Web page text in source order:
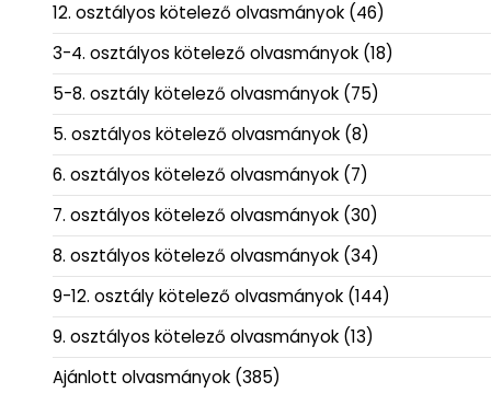
12. osztályos kötelező olvasmányok (46)
3-4. osztályos kötelező olvasmányok (18)
5-8. osztály kötelező olvasmányok (75)
5. osztályos kötelező olvasmányok (8)
6. osztályos kötelező olvasmányok (7)
7. osztályos kötelező olvasmányok (30)
8. osztályos kötelező olvasmányok (34)
9-12. osztály kötelező olvasmányok (144)
9. osztályos kötelező olvasmányok (13)
Ajánlott olvasmányok (385)